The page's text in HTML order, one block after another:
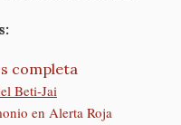
completa
Beti-Jai
en Alerta Roja